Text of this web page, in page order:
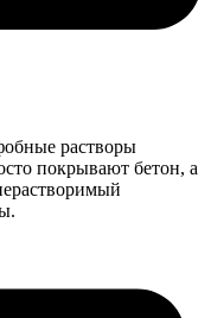
растворы
покрывают бетон, а